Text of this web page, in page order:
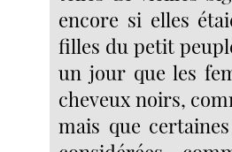
encore si elles
filles du petit
un jour que les
cheveux noirs,
mais que